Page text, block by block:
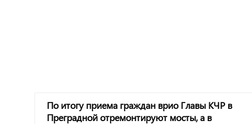
По итогу приема граждан врио Главы КЧР в
Преградной отремонтируют мосты, а в